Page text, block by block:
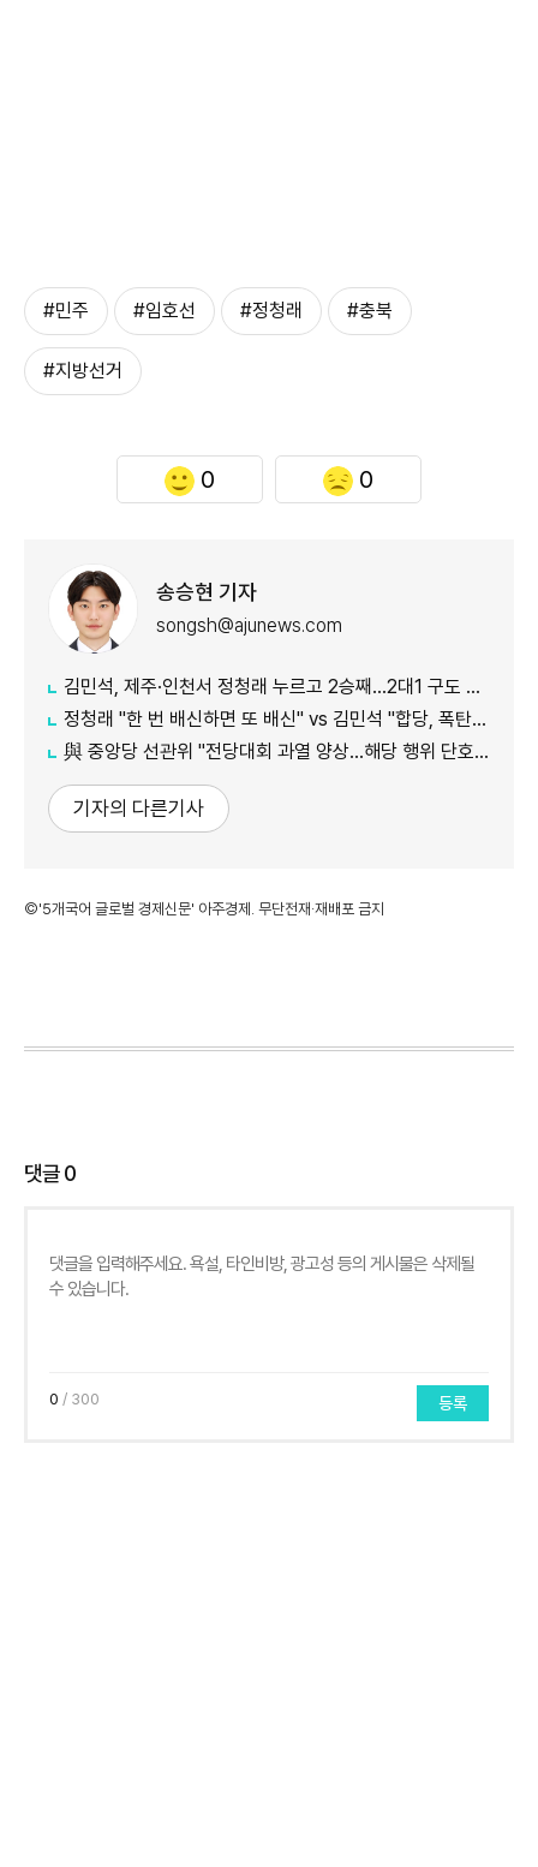
#민주 #임호선 #정청래 #충북
#지방선거
0 0
송승현 기자
songsh@ajunews.com
김민석, 제주·인천서 정청래 누르고 2승째…2대1 구도 완성
정청래 "한 번 배신하면 또 배신" vs 김민석 "합당, 폭탄선언 안 돼"
與 중앙당 선관위 "전당대회 과열 양상…해당 행위 단호히 대처"
기자의 다른기사
©'5개국어 글로벌 경제신문' 아주경제. 무단전재·재배포 금지
댓글0
0 / 300 등록